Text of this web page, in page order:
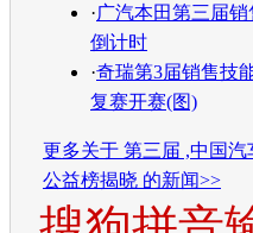
·广汽本田第三届
倒计时
·奇瑞第3届销售技
复赛开赛(图)
更多关于 第三届 ,中国汽
公益榜揭晓 的新闻>>